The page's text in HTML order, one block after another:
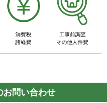
消費税
諸経費
工事前調査
その他人件費
お問い合わせ